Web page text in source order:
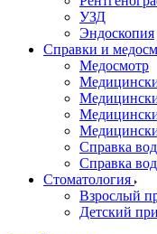
УЗД
Эндоскопия
Справки и
Медосмотр
Справка
Справка
Стоматология
Взрослый
Детский